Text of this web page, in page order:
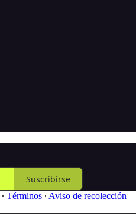
Suscribirse
∙ Términos ∙ Aviso de recolección